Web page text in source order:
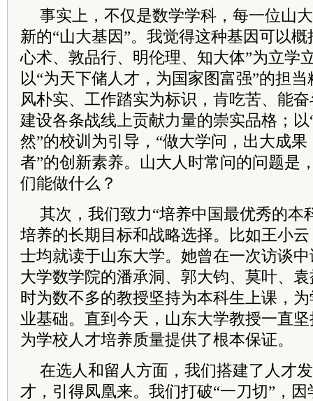
事实上，不仅是数学学科，每一位山
新的“山大基因”。我觉得这种基因可以
心术、敦品行、明伦理、知大体”为立学
以“为天下储人才，为国家图富强”的担
风朴实、工作踏实为标识，肯吃苦、能
建设各条战线上贡献力量的崇实品格；
然”的校训为引导，“做大学问，出大成
者”的创新素养。山大人时常问的问题是
们能做什么？
其次，我们致力“培养中国最优秀的本
培养的长期目标和战略选择。比如王小
士均就读于山东大学。她曾在一次访谈
大学数学院的潘承洞、郭大钧、莫叶、
时为数不多的教授坚持为本科生上课，
业基础。直到今天，山东大学教授一直
为学校人才培养质量提供了根本保证。
在选人和留人方面，我们搭建了人才
才，引得凤凰来。我们打破“一刀切”，